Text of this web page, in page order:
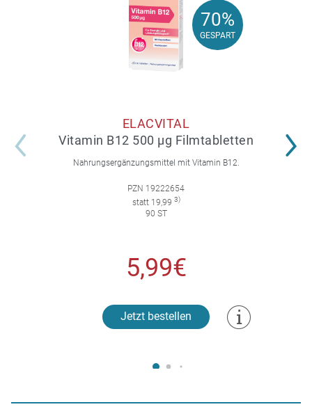
70%
GESPART
70%
GESPART
ELACVITAL
Vitamin B12 500 µg Filmtabletten
Nahrungsergänzungsmittel mit Vitamin B12.
PZN 19222654
statt 19,99 3)
90 ST
5,99€
Jetzt bestellen